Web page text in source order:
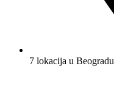
7 lokacija u Beogradu